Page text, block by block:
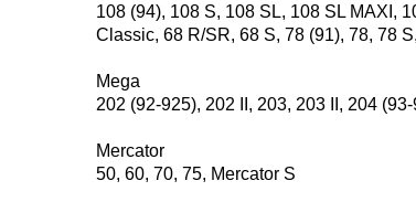
108 (94), 108 S, 108 SL, 108 SL MAXI,
Classic, 68 R/SR, 68 S, 78 (91), 78, 78
Mega
202 (92-925), 202 II, 203, 203 II, 204
Mercator
50, 60, 70, 75, Mercator S